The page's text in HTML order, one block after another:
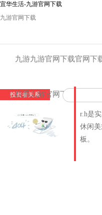
宜华生活-九游官网下载
九游官网下载
九游九游官网下载官网下
联系九游官网下载
投资者关系
r.h是
休闲
板。